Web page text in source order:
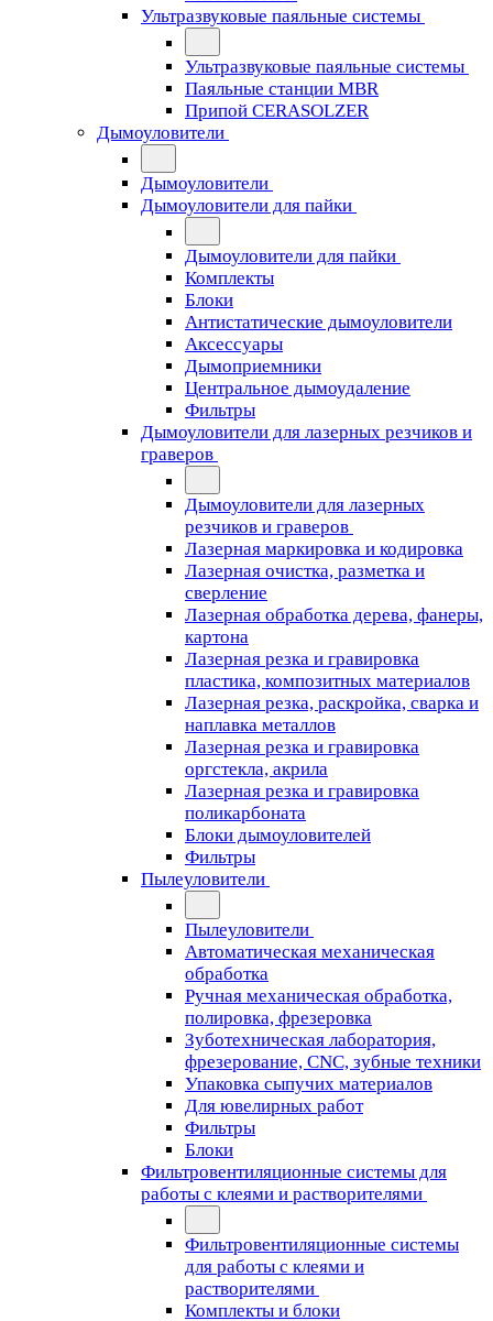
Ультразвуковые паяльные системы
Ультразвуковые паяльные системы
Паяльные станции MBR
Припой CERASOLZER
Дымоуловители
Дымоуловители
Дымоуловители для пайки
Дымоуловители для пайки
Комплекты
Блоки
Антистатические дымоуловители
Аксессуары
Дымоприемники
Центральное дымоудаление
Фильтры
Дымоуловители для лазерных резчиков и
граверов
Дымоуловители для лазерных
резчиков и граверов
Лазерная маркировка и кодировка
Лазерная очистка, разметка и
сверление
Лазерная обработка дерева, фанеры,
картона
Лазерная резка и гравировка
пластика, композитных материалов
Лазерная резка, раскройка, сварка и
наплавка металлов
Лазерная резка и гравировка
оргстекла, акрила
Лазерная резка и гравировка
поликарбоната
Блоки дымоуловителей
Фильтры
Пылеуловители
Пылеуловители
Автоматическая механическая
обработка
Ручная механическая обработка,
полировка, фрезеровка
Зуботехническая лаборатория,
фрезерование, CNC, зубные техники
Упаковка сыпучих материалов
Для ювелирных работ
Фильтры
Блоки
Фильтровентиляционные системы для
работы с клеями и растворителями
Фильтровентиляционные системы
для работы с клеями и
растворителями
Комплекты и блоки